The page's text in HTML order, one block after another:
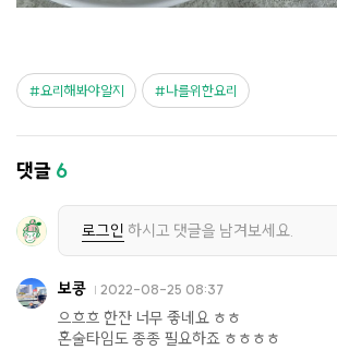
요리해봐야알지 나를위한요리
댓글 6
로그인 하시고 댓글을 남겨보세요.
보콩 2022-08-25 08:37
으흐흐 한잔 너무 좋네요 ㅎㅎ
혼술타임도 종종 필요하죠 ㅎㅎㅎㅎ